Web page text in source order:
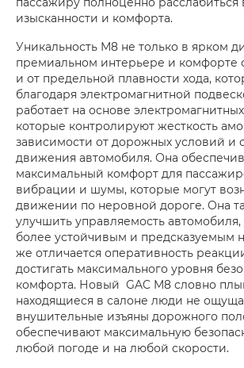
изысканности и комфорта.
Уникальность М8 не только в ярком
премиальном интерьере и комфорте
и от предельной плавности хода,
благодаря электромагнитной
работает на основе
которые контролируют жесткость
зависимости от дорожных условий и
движения автомобиля. Она
максимальный комфорт для
вибрации и шумы, которые могут
движении по неровной дороге. Она
улучшить управляемость автомобиля,
более устойчивым и предсказуемым
же отличается оперативность
достигать максимального уровня
комфорта. Новый GAC M8 словно
находящиеся в салоне люди не
внушительные изъяны дорожного
обеспечивают максимальную
любой погоде и на любой скорости.